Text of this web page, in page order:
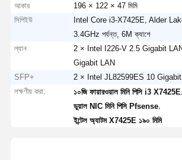
আকার
196 × 122 × 47 মিমি
সিপিইউ
Intel Core i3-X7425E, Alder
3.4GHz পর্যন্ত, 6M ক্যাশে
ল্যান
2 × Intel I226-V 2.5 Gigabit
Gigabit LAN
SFP+
2 × Intel JL82599ES 10
লক্ষণীয় করা:
১০জি ফায়ারওয়াল মিনি পিসি i3 X7425E
ডুয়াল NIC মিনি পিসি Pfsense
ইন্টেল অ্যাটম X7425E ১৯০ মিমি